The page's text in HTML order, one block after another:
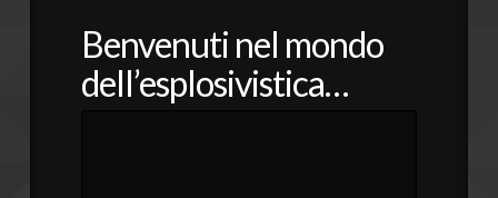
Benvenuti nel mondo
dell’esplosivistica…